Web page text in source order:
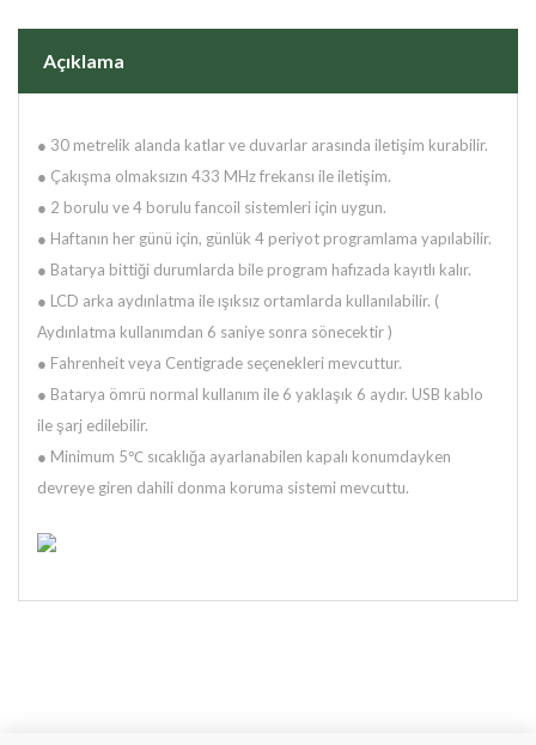
Açıklama
● 30 metrelik alanda katlar ve duvarlar arasında iletişim kurabilir.
● Çakışma olmaksızın 433 MHz frekansı ile iletişim.
● 2 borulu ve 4 borulu fancoil sistemleri için uygun.
● Haftanın her günü için, günlük 4 periyot programlama yapılabilir.
● Batarya bittiği durumlarda bile program hafızada kayıtlı kalır.
● LCD arka aydınlatma ile ışıksız ortamlarda kullanılabilir. (
Aydınlatma kullanımdan 6 saniye sonra sönecektir )
● Fahrenheit veya Centigrade seçenekleri mevcuttur.
● Batarya ömrü normal kullanım ile 6 yaklaşık 6 aydır. USB kablo
ile şarj edilebilir.
● Minimum 5℃ sıcaklığa ayarlanabilen kapalı konumdayken
devreye giren dahili donma koruma sistemi mevcuttu.